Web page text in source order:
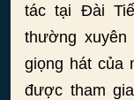
tác tại Đài
thường
giọng hát của
được tham